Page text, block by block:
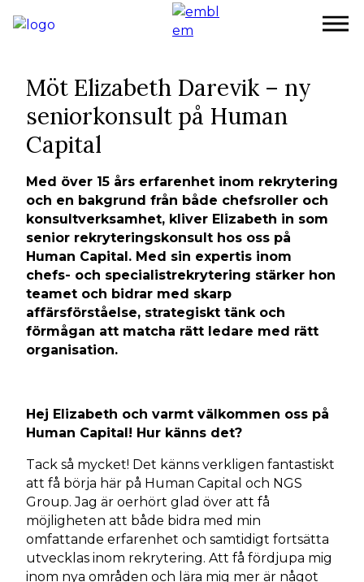
till
Möt Elizabeth Darevik – ny
seniorkonsult på Human
Capital
Med över 15 års erfarenhet inom rekrytering
och en bakgrund från både chefsroller och
konsultverksamhet, kliver Elizabeth in som
senior rekryteringskonsult hos oss på
Human Capital. Med sin expertis inom
chefs- och specialistrekrytering stärker hon
teamet och bidrar med skarp
affärsförståelse, strategiskt tänk och
förmågan att matcha rätt ledare med rätt
organisation.
Hej Elizabeth och varmt välkommen oss på
Human Capital! Hur känns det?
Tack så mycket! Det känns verkligen fantastiskt
att få börja här på Human Capital och NGS
Group. Jag är oerhört glad över att få
möjligheten att både bidra med min
omfattande erfarenhet och samtidigt fortsätta
utvecklas inom rekrytering. Att få fördjupa mig
inom nya områden och lära mig mer är något